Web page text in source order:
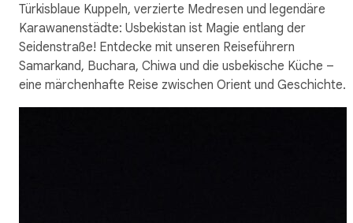
Türkisblaue Kuppeln, verzierte Medresen und legendäre
Karawanenstädte: Usbekistan ist Magie entlang der
Seidenstraße! Entdecke mit unseren Reiseführern
Samarkand, Buchara, Chiwa und die usbekische Küche –
eine märchenhafte Reise zwischen Orient und Geschichte.